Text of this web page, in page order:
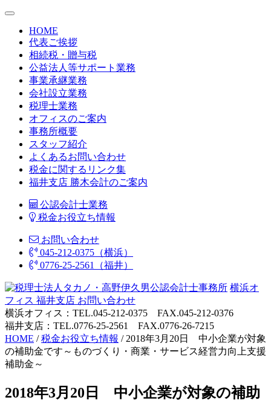
HOME
代表ご挨拶
相続税・贈与税
公益法人等サポート業務
事業承継業務
会社設立業務
税理士業務
オフィスのご案内
事務所概要
スタッフ紹介
よくあるお問い合わせ
税金に関するリンク集
福井支店 勝木会計のご案内
公認会計士業務
税金お役立ち情報
お問い合わせ
045-212-0375（横浜）
0776-25-2561（福井）
横浜オ
フィス 福井支店 お問い合わせ
横浜オフィス：TEL.045-212-0375 FAX.045-212-0376
福井支店：TEL.0776-25-2561 FAX.0776-26-7215
HOME /税金お役立ち情報 / 2018年3月20日 中小企業が対象
の補助金です～ものづくり・商業・サービス経営力向上支援
補助金～
2018年3月20日 中小企業が対象の補助